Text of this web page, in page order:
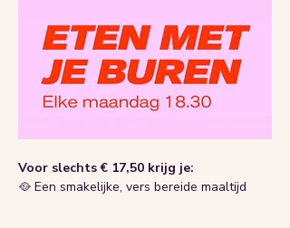
Voor slechts € 17,50 krijg je:
🥘 Een smakelijke, vers bereide maaltijd